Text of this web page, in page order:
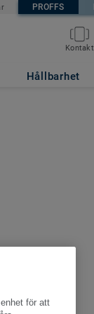
PROFFS
Kontakt
Hållbarhet
för att